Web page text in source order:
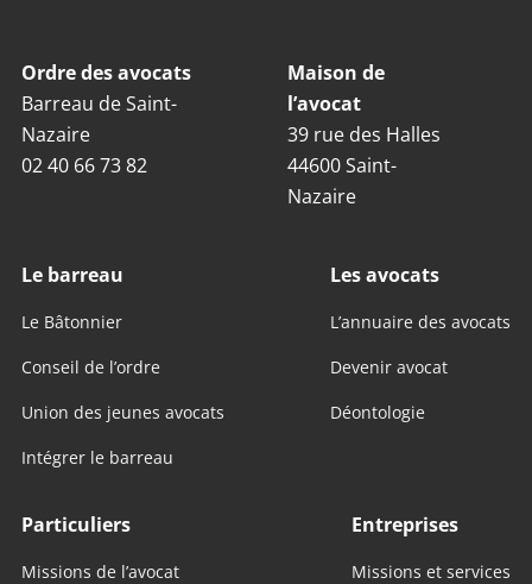
Ordre des avocats
Barreau de Saint-
Nazaire
02 40 66 73 82
Maison de
l’avocat
39 rue des Halles
44600 Saint-
Nazaire
Le barreau
Le Bâtonnier
Conseil de l’ordre
Union des jeunes avocats
Intégrer le barreau
Les avocats
L’annuaire des avocats
Devenir avocat
Déontologie
Particuliers
Missions de l’avocat
Entreprises
Missions et services